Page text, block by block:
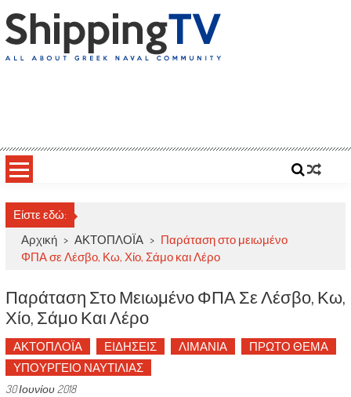
to
content
Είστε εδώ:
Αρχική > ΑΚΤΟΠΛΟΪΑ > Παράταση στο μειωμένο
ΦΠΑ σε Λέσβο, Κω, Χίο, Σάμο και Λέρο
Παράταση Στο Μειωμένο ΦΠΑ Σε Λέσβο, Κω,
Χίο, Σάμο Και Λέρο
ΑΚΤΟΠΛΟΪΑ ΕΙΔΗΣΕΙΣ ΛΙΜΑΝΙΑ
ΠΡΩΤΟ ΘΕΜΑ
ΥΠΟΥΡΓΕΙΟ ΝΑΥΤΙΛΙΑΣ
30 Ιουνίου 2018